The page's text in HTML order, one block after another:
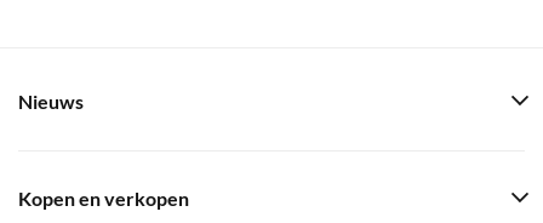
Nieuws
Kopen en verkopen